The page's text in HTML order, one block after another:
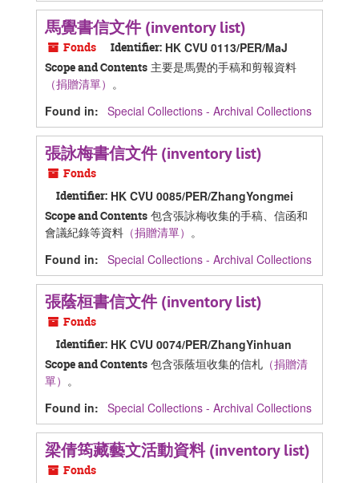
馬覺書信文件 (inventory list)
Fonds Identifier: HK CVU 0113/PER/MaJ
Scope and Contents 主要是馬覺的手稿和剪報資料
（捐贈清單） 。
Found in: Special Collections - Archival Collections
張詠梅書信文件 (inventory list)
Fonds
Identifier: HK CVU 0085/PER/ZhangYongmei
Scope and Contents 包含張詠梅收集的手稿、信函和
會議紀錄等資料 （捐贈清單） 。
Found in: Special Collections - Archival Collections
張蔭桓書信文件 (inventory list)
Fonds
Identifier: HK CVU 0074/PER/ZhangYinhuan
Scope and Contents 包含張蔭垣收集的信札 （捐贈清
單） 。
Found in: Special Collections - Archival Collections
梁倩筠藏藝文活動資料 (inventory list)
Fonds